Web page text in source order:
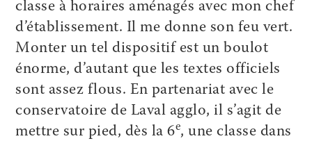
classe à horaires aménagés avec mon chef
d’établissement. Il me donne son feu vert.
Monter un tel dispositif est un boulot
énorme, d’autant que les textes officiels
sont assez flous. En partenariat avec le
conservatoire de Laval agglo, il s’agit de
mettre sur pied, dès la 6e, une classe dans